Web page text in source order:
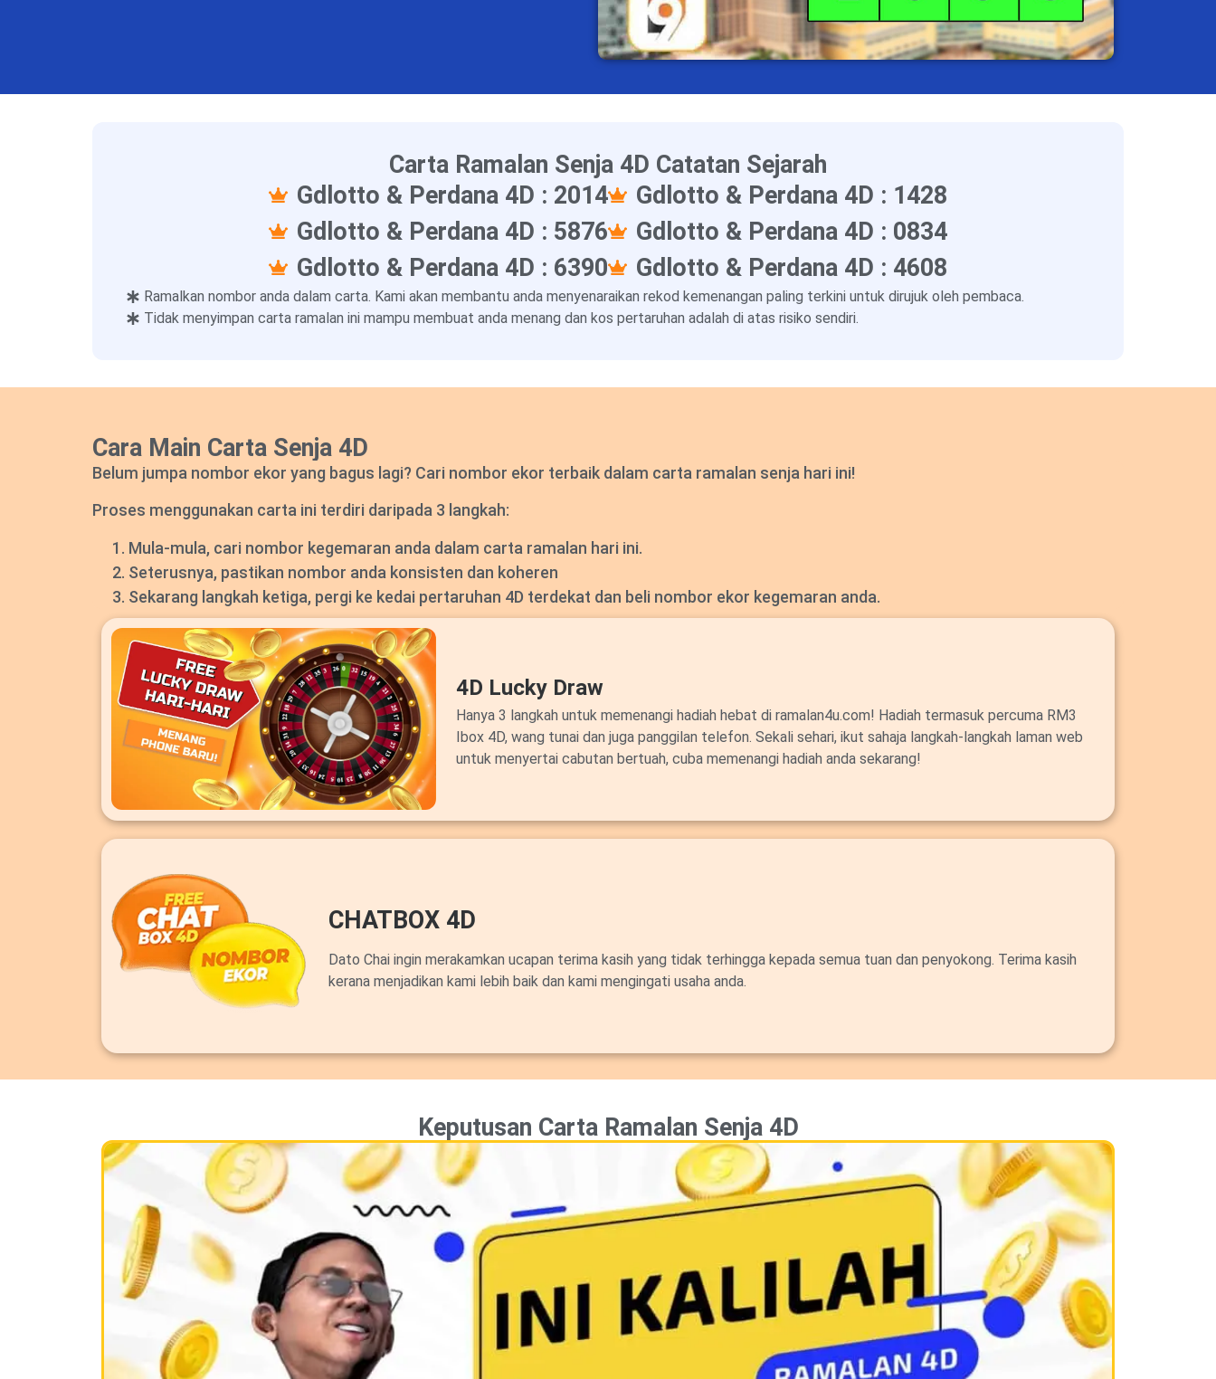
Carta Ramalan Senja 4D Catatan Sejarah
Gdlotto & Perdana 4D : 2014
Gdlotto & Perdana 4D : 1428
Gdlotto & Perdana 4D : 5876
Gdlotto & Perdana 4D : 0834
Gdlotto & Perdana 4D : 6390
Gdlotto & Perdana 4D : 4608
Ramalkan nombor anda dalam carta. Kami akan membantu anda menyenaraikan rekod kemenangan paling terkini untuk dirujuk oleh pembaca.
Tidak menyimpan carta ramalan ini mampu membuat anda menang dan kos pertaruhan adalah di atas risiko sendiri.
Cara Main Carta Senja 4D
Belum jumpa nombor ekor yang bagus lagi? Cari nombor ekor terbaik dalam carta ramalan senja hari ini!
Proses menggunakan carta ini terdiri daripada 3 langkah:
Mula-mula, cari nombor kegemaran anda dalam carta ramalan hari ini.
Seterusnya, pastikan nombor anda konsisten dan koheren
Sekarang langkah ketiga, pergi ke kedai pertaruhan 4D terdekat dan beli nombor ekor kegemaran anda.
4D Lucky Draw
Hanya 3 langkah untuk memenangi hadiah hebat di ramalan4u.com! Hadiah termasuk percuma RM3
Ibox 4D, wang tunai dan juga panggilan telefon. Sekali sehari, ikut sahaja langkah-langkah laman web
untuk menyertai cabutan bertuah, cuba memenangi hadiah anda sekarang!
CHATBOX 4D
Dato Chai ingin merakamkan ucapan terima kasih yang tidak terhingga kepada semua tuan dan penyokong. Terima kasih
kerana menjadikan kami lebih baik dan kami mengingati usaha anda.
Keputusan Carta Ramalan Senja 4D